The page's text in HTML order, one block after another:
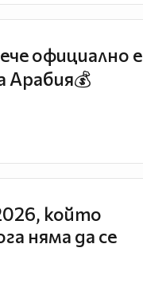
официално е
Арабия💰
който
няма да се